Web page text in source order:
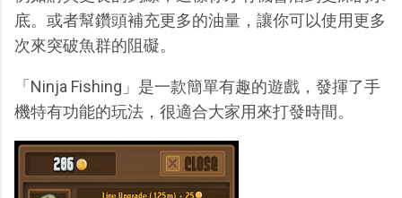
底。或者幫鑽頭補充更多的油量，讓你可以使用更多
次來突破魚群的阻礙。
「Ninja Fishing」是一款簡單有趣的遊戲，發揮了手
機特有功能的玩法，很適合大家用來打發時間。